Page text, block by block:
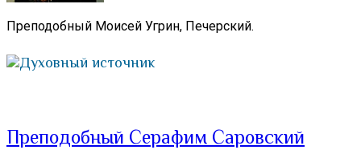
Преподобный Моисей Угрин, Печерский.
Духовный источник
Преподобный Серафим Саровский